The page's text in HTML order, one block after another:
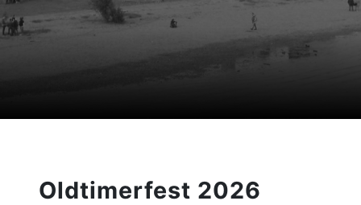
Oldtimerfest 2026